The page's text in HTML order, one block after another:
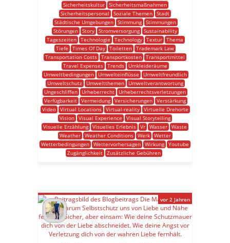
Sicherheitskultur Sicherheitsmaßnahmen
Sicherheitspersonal
Soziale Themen Stadt
Städtische Umgebungen
Stimmung
Stimmungen
Störungen
Story Stromversorgung
Sustainability
Tageszeiten Technologie Technology Textur Thema
Tiefe
Times Of Day Toiletten Trademark Law
Transportation Costs Transportkosten Transportmittel
Travel Expenses
Trends
Umkleideräume
Umweltbedingungen
Umwelteinflüsse
Umweltfreundlich
Umweltschutz
Umweltthemen
Umweltverantwortung
Ungeschliffen
Urheberrecht
Urheberrechtsverletzungen
Verfügbarkeit Vermeidung Versicherungen Verstärkung
Video
Virtual Locations Virtual-reality
Virtuelle Drehorte
Vision Visual Experience
Visual Storytelling
Visuelle Erzählung Visuelles Erlebnis Vr Wasser Waste
Weather
Weather Conditions Werk
Wetter
Wetterbedingungen Wettervorhersagen Wirkung Youtube
Zugänglichkeit
Zusätzliche Gebühren
vor 2 Jahren